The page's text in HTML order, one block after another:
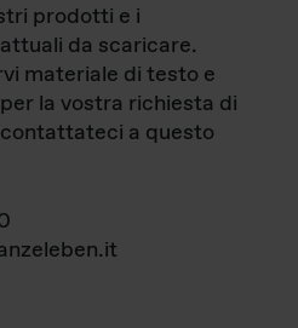
prodotti e i
da scaricare.
materiale di testo e
la vostra richiesta di
a questo